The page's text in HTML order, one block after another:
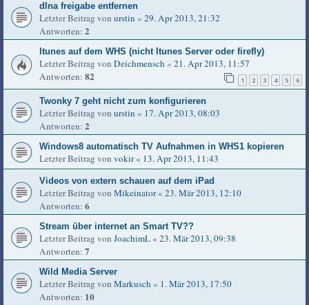
dlna freigabe entfernen
Letzter Beitrag von urstin « 29. Apr 2013, 21:32
Antworten: 2
Itunes auf dem WHS (nicht Itunes Server oder firefly)
Letzter Beitrag von Deichmensch « 21. Apr 2013, 11:57
Antworten: 82 1 2 3 4 5 6
Twonky 7 geht nicht zum konfigurieren
Letzter Beitrag von urstin « 17. Apr 2013, 08:03
Antworten: 2
Windows8 automatisch TV Aufnahmen in WHS1 kopieren
Letzter Beitrag von vokir« 13. Apr 2013, 11:43
Videos von extern schauen auf dem iPad
Letzter Beitrag von Mikeinator« 23. Mär 2013, 12:10
Antworten: 6
Stream über internet an Smart TV??
Letzter Beitrag von JoachimL « 23. Mär 2013, 09:38
Antworten: 7
Wild Media Server
Letzter Beitrag von Markusch « 1. Mär 2013, 17:50
Antworten: 10